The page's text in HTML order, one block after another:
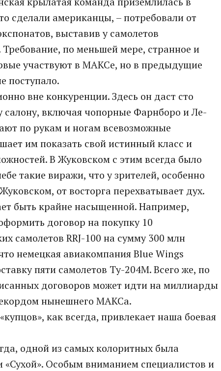
сделали американцы, – потребовали от
выставив у самолетов
по меньшей мере, странное и
участвуют в МАКСе, но в предыдущие
поступало.
вне конкуренции. Здесь он даст сто
салону, включая чопорные Фарнборо и Ле-
по рукам и ногам всевозможные
им показать свой истинный класс и
В Жуковском с этим всегда было
такие виражи, что у зрителей, особенно
от восторга перехватывает дух.
быть крайне насыщенной. Например,
договор на покупку 10
самолетов RRJ-100 на сумму 300 млн
немецкая авиакомпания Blue Wings
пяти самолетов Ту-204М. Всего же, по
договоров может идти на миллиарды
нынешнего МАКСа.
как всегда, привлекает наша боевая
одной из самых колоритных была
«Сухой». Особым вниманием специалистов и